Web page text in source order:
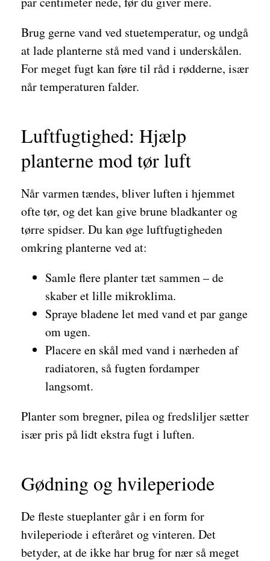
Brug gerne vand ved stuetemperatur, og undgå
at lade planterne stå med vand i underskålen.
For meget fugt kan føre til råd i rødderne, især
når temperaturen falder.
Luftfugtighed: Hjælp
planterne mod tør luft
Når varmen tændes, bliver luften i hjemmet
ofte tør, og det kan give brune bladkanter og
tørre spidser. Du kan øge luftfugtigheden
omkring planterne ved at:
Samle flere planter tæt sammen – de
skaber et lille mikroklima.
Spraye bladene let med vand et par gange
om ugen.
Placere en skål med vand i nærheden af
radiatoren, så fugten fordamper
langsomt.
Planter som bregner, pilea og fredsliljer sætter
især pris på lidt ekstra fugt i luften.
Gødning og hvileperiode
De fleste stueplanter går i en form for
hvileperiode i efteråret og vinteren. Det
betyder, at de ikke har brug for nær så meget